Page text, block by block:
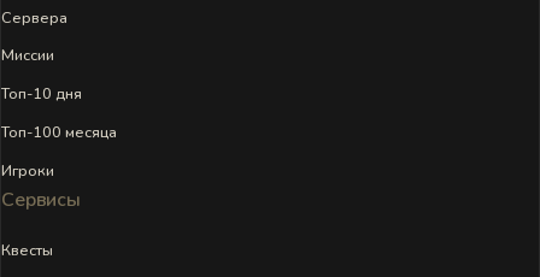
Сервера
Миссии
Топ-10 дня
Топ-100 месяца
Игроки
Сервисы
Квесты